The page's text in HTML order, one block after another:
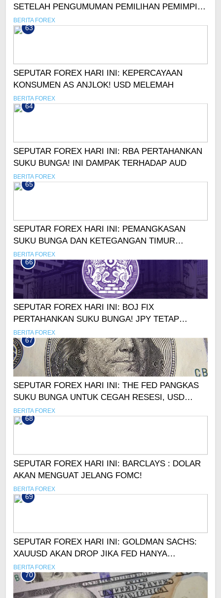
SETELAH PENGUMUMAN PEMILIHAN PEMIMPIN
JEPANG
BERITA FOREX
63
SEPUTAR FOREX HARI INI: KEPERCAYAAN
KONSUMEN AS ANJLOK! USD MELEMAH
BERITA FOREX
64
SEPUTAR FOREX HARI INI: RBA PERTAHANKAN
SUKU BUNGA! INI DAMPAK TERHADAP AUD
BERITA FOREX
65
SEPUTAR FOREX HARI INI: PEMANGKASAN
SUKU BUNGA DAN KETEGANGAN TIMUR
TENGAH DORONG OIL MENGUAT!
BERITA FOREX
66
SEPUTAR FOREX HARI INI: BOJ FIX
PERTAHANKAN SUKU BUNGA! JPY TETAP
MENGUAT
BERITA FOREX
67
SEPUTAR FOREX HARI INI: THE FED PANGKAS
SUKU BUNGA UNTUK CEGAH RESESI, USD
DIPREDIKSI MELEMAH
BERITA FOREX
68
SEPUTAR FOREX HARI INI: BARCLAYS : DOLAR
AKAN MENGUAT JELANG FOMC!
BERITA FOREX
69
SEPUTAR FOREX HARI INI: GOLDMAN SACHS:
XAUUSD AKAN DROP JIKA FED HANYA
PANGKAS 0,25% SUKU BUNGA!
BERITA FOREX
70